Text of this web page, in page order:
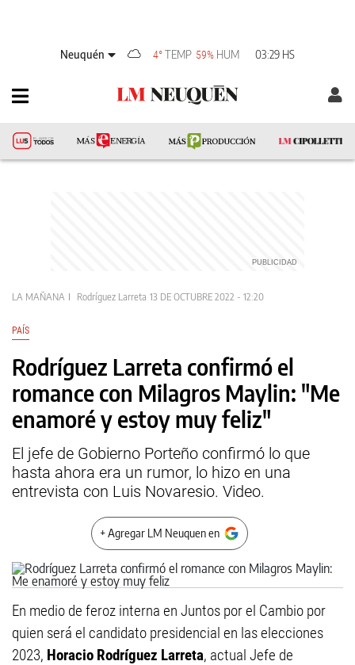
Neuquén 4° TEMP 59% HUM 03:29 HS
LA MAÑANA Rodríguez Larreta 13 DE OCTUBRE 2022 - 12:20
PAÍS
Rodríguez Larreta confirmó el
romance con Milagros Maylin: "Me
enamoré y estoy muy feliz"
El jefe de Gobierno Porteño confirmó lo que
hasta ahora era un rumor, lo hizo en una
entrevista con Luis Novaresio. Video.
+ Agregar LM Neuquen en
En medio de feroz interna en Juntos por el Cambio por
quien será el candidato presidencial en las elecciones
2023, Horacio Rodríguez Larreta, actual Jefe de